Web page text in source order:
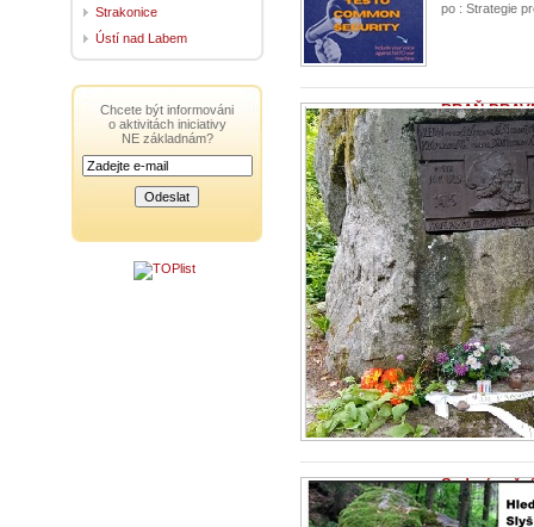
po : Strategie
BRAŇ
8.7.2026 -
Dopis přečtený
štíhlého
Sedmý
2026
1.7.2026 -
Strakonice
Ústí nad Labem
Chcete být informováni
o aktivitách iniciativy
NE základnám?